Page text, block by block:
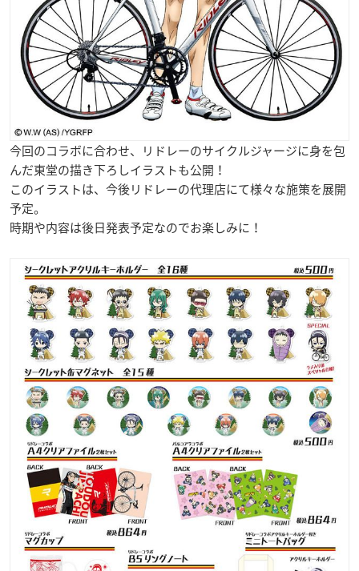
今回のコラボに合わせ、リドレーのサイクルジャージに身を包
んだ東堂の描き下ろしイラストも公開！
このイラストは、今後リドレーの代理店にて様々な施策を展開
予定。
時期や内容は後日発表予定なのでお楽しみに！